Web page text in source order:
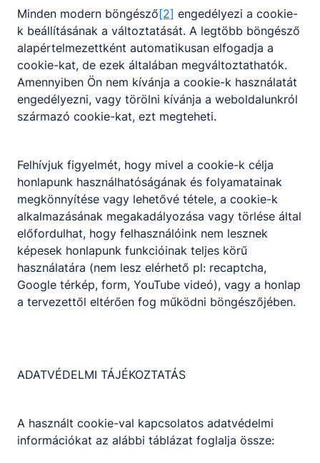
gazdaság kialakulásával megváltozott a
várpalotai iparmedence szakember képzése is.
Ezért a képzésnek is rugalmasnak kellett lennie.
Így az erősáramú berendezés-szerelő
szakközépiskola helyét a munkaerőpiacon jobban
eladható ipari elektronikai technikus képzés vette
át. Háztartási gépszerelő szakma indítására is
vállalkozott, ez az önmagában is megújulni képes
technikus munkaerőre volt szükség ezért 1998.
szeptember 1-től ruhaipari technikusokat is
képezünk. Nagy fegyverténynek számít, hogy
ugyanebben az évben a Világbanki „Ifjúsági
Szakképzésért” pályázaton nyertesek lettünk. Így
dinamikusabban tudtuk fejleszteni szakmai
kínálatunkat, a kereskedelmi – marketing
szakközépiskolai szakmacsoport beindítása erre
az időpontra tehető. A második évezredbe
létesítettek, ami nagyban megkönnyíti az
és vegyi áru eladó szakiskolai képzés a már
meglévő szakmák mellett. Szakközépiskolában a
Minden modern böngésző[2] engedélyezi a cookie-
k beállításának a változtatását. A legtöbb böngésző
alapértelmezettként automatikusan elfogadja a
cookie-kat, de ezek általában megváltoztathatók.
Amennyiben Ön nem kívánja a cookie-k használatát
engedélyezni, vagy törölni kívánja a weboldalunkról
származó cookie-kat, ezt megteheti.
Felhívjuk figyelmét, hogy mivel a cookie-k célja
honlapunk használhatóságának és folyamatainak
megkönnyítése vagy lehetővé tétele, a cookie-k
alkalmazásának megakadályozása vagy törlése által
előfordulhat, hogy felhasználóink nem lesznek
képesek honlapunk funkcióinak teljes körű
használatára (nem lesz elérhető pl: recaptcha,
Google térkép, form, YouTube videó), vagy a honlap
a tervezettől eltérően fog működni böngészőjében.
ADATVÉDELMI TÁJÉKOZTATÁS
A használt cookie-val kapcsolatos adatvédelmi
információkat az alábbi táblázat foglalja össze: